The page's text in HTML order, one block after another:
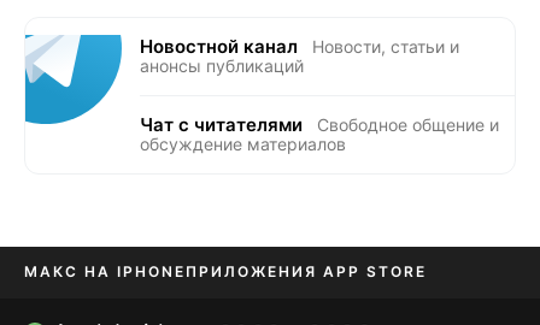
Новостной канал
Новости, статьи и
анонсы публикаций
Чат с читателями
Свободное общение и
обсуждение материалов
МАКС НА IPHONE ПРИЛОЖЕНИЯ APP STORE